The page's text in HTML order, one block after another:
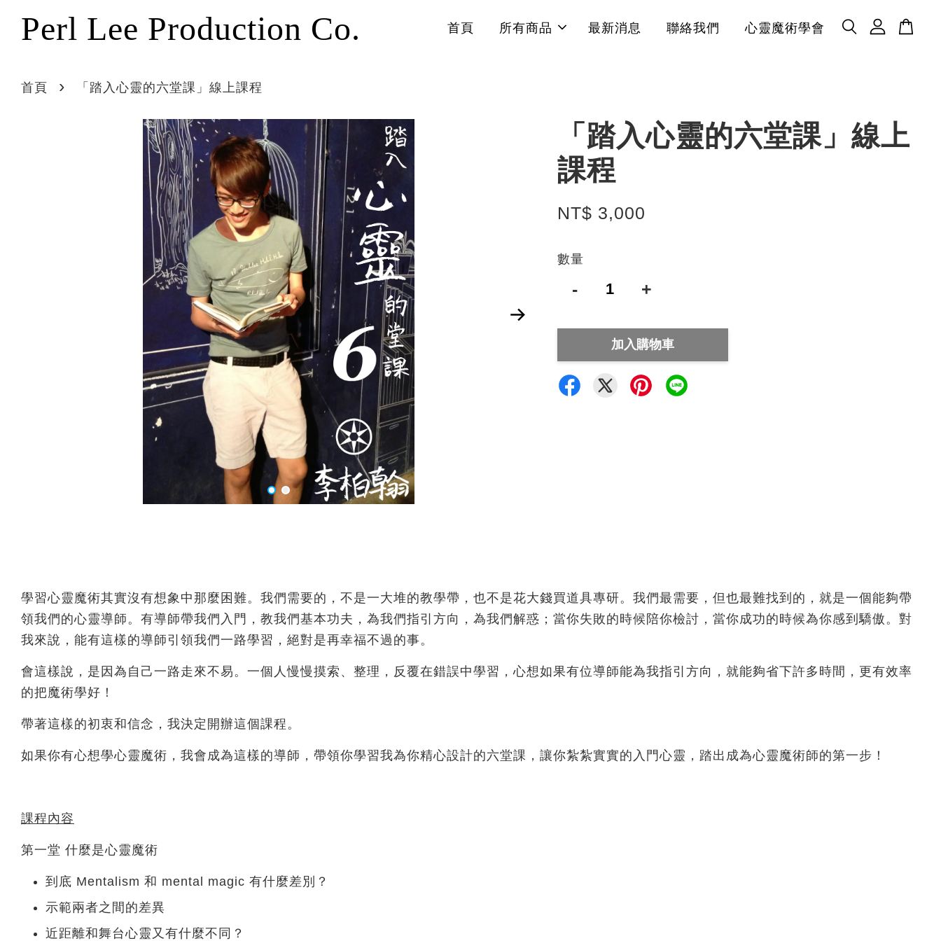
Perl Lee Production Co. 首頁 所有商品 最新消息 聯絡我們 心靈魔術學會
首頁 › 「踏入心靈的六堂課」線上課程
「踏入心靈的六堂課」線上
課程
NT$ 3,000
數量
- +
加入購物車
學習心靈魔術其實沒有想象中那麼困難。我們需要的，不是一大堆的教學帶，也不是花大錢買道具專研。我們最需要，但也最難找到的，就是一個能夠帶
領我們的心靈導師。有導師帶我們入門，教我們基本功夫，為我們指引方向，為我們解惑；當你失敗的時候陪你檢討，當你成功的時候為你感到驕傲。對
我來說，能有這樣的導師引領我們一路學習，絕對是再幸福不過的事。
會這樣說，是因為自己一路走來不易。一個人慢慢摸索、整理，反覆在錯誤中學習，心想如果有位導師能為我指引方向，就能夠省下許多時間，更有效率
的把魔術學好！
帶著這樣的初衷和信念，我決定開辦這個課程。
如果你有心想學心靈魔術，我會成為這樣的導師，帶領你學習我為你精心設計的六堂課，讓你紮紮實實的入門心靈，踏出成為心靈魔術師的第一步！
課程內容
第一堂 什麼是心靈魔術
到底 Mentalism 和 mental magic 有什麼差別？
示範兩者之間的差異
近距離和舞台心靈又有什麼不同？